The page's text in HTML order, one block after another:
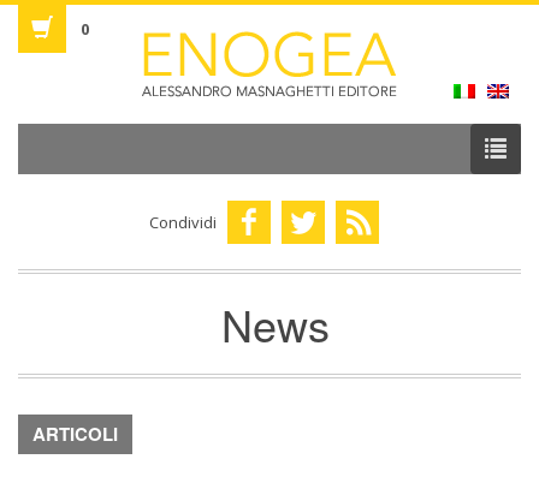
0
Condividi
News
ARTICOLI